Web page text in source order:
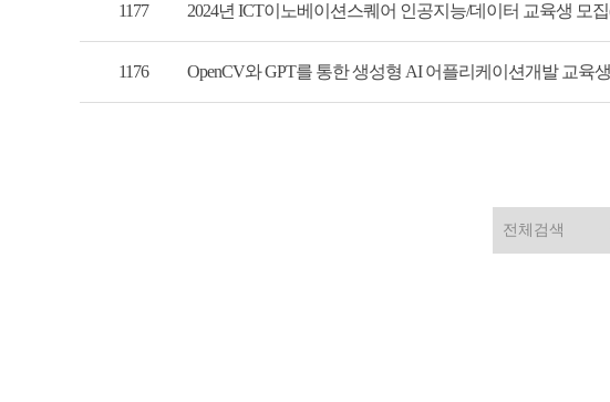
1177 2024년 ICT이노베이션스퀘어 인공지능/데이터 교육생 모
1176 OpenCV와 GPT를 통한 생성형 AI 어플리케이션개발 교육